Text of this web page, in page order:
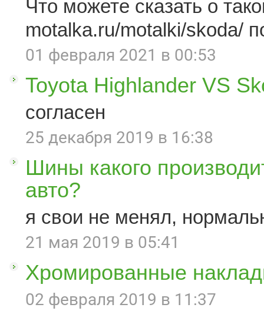
Что можете сказать о
motalka.ru/motalki/skoda/
01 февраля 2021 в 00:53
Toyota Highlander VS
согласен
25 декабря 2019 в 16:38
Шины какого
авто?
я свои не менял,
21 мая 2019 в 05:41
Хромированные
02 февраля 2019 в 11:37